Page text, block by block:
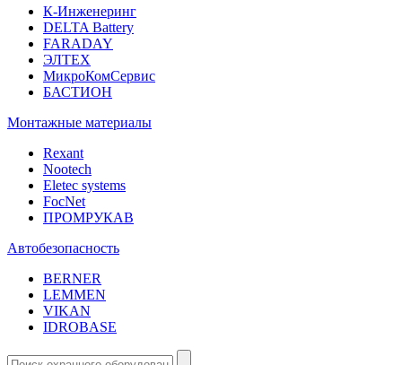
К-Инженеринг
DELTA Battery
FARADAY
ЭЛТЕХ
МикроКомСервис
БАСТИОН
Монтажные материалы
Rexant
Nootech
Eletec systems
FocNet
ПРОМРУКАВ
Автобезопасность
BERNER
LEMMEN
VIKAN
IDROBASE